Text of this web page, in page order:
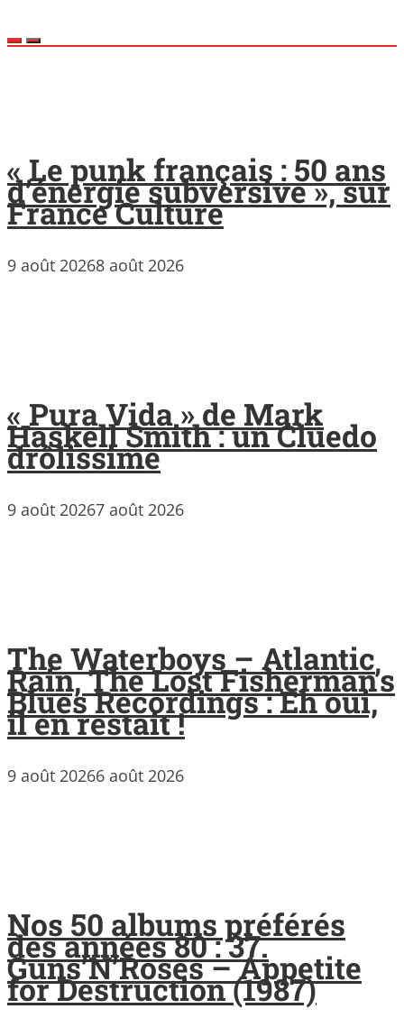
« Le punk français : 50 ans
d’énergie subversive », sur
France Culture
9 août 20268 août 2026
« Pura Vida » de Mark
Haskell Smith : un Cluedo
drôlissime
9 août 20267 août 2026
The Waterboys – Atlantic
Rain, The Lost Fisherman’s
Blues Recordings : Eh oui,
il en restait !
9 août 20266 août 2026
Nos 50 albums préférés
des années 80 : 37.
Guns’N’Roses – Appetite
for Destruction (1987)